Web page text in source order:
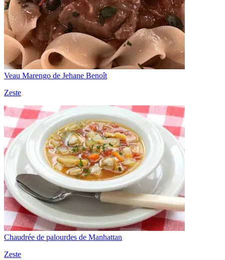
Veau Marengo de Jehane Benoît
Zeste
Chaudrée de palourdes de Manhattan
Zeste